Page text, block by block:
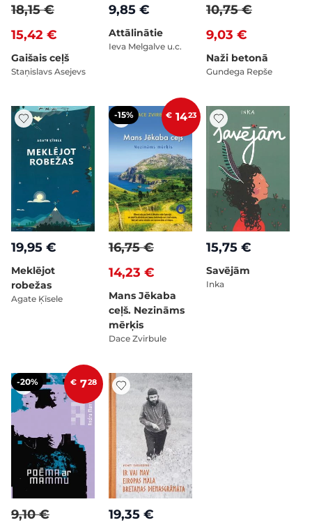
15,42 €
18,15 €
Gaišais ceļš
Staņislavs Asejevs
9,85 €
Attālinātie
Ieva Melgalve u.c.
9,03 €
10,75 €
Naži betonā
Gundega Repše
19,95 €
Meklējot
robežas
Agate Ķīsele
-15% € 1423
14,23 €
16,75 €
Mans Jēkaba
ceļš. Nezināms
mērķis
Dace Zvirbule
15,75 €
Savējām
Inka
-20% € 728
9,10 € 19,35 €